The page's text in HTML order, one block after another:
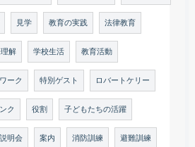
見学 教育の実践 法律教育
解 学校生活 教育活動
ーク 特別ゲスト ロバートケリー
ク 役割 子どもたちの活躍
明会 案内 消防訓練 避難訓練